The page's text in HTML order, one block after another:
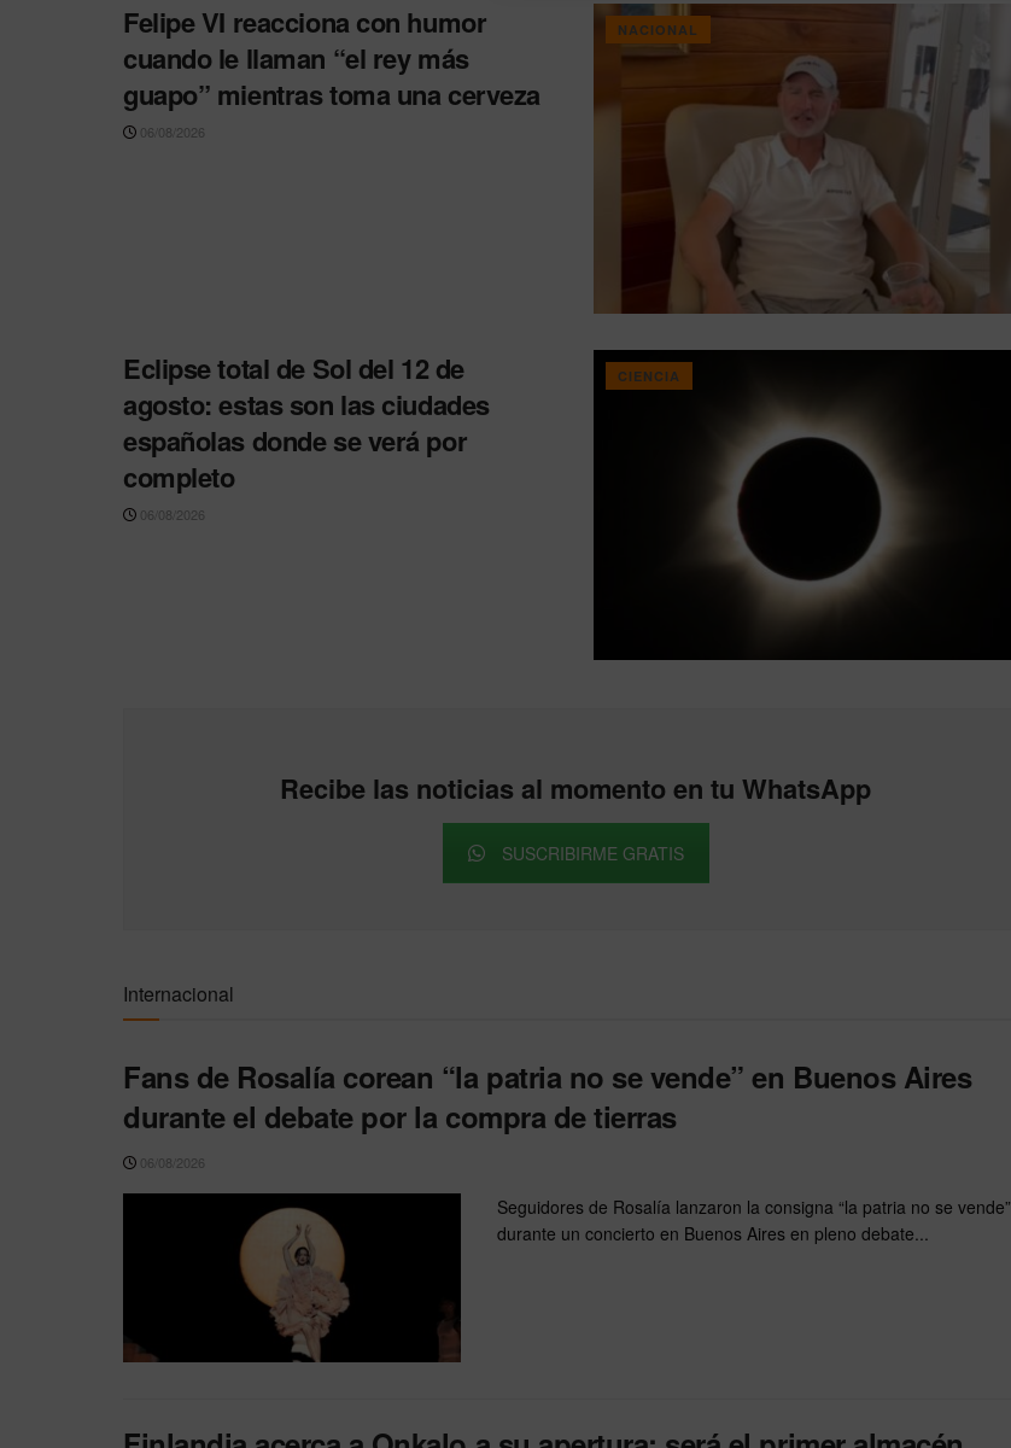
NACIONAL
Felipe VI reacciona con humor
cuando le llaman “el rey más
guapo” mientras toma una cerveza
06/08/2026
CIENCIA
Eclipse total de Sol del 12 de
agosto: estas son las ciudades
españolas donde se verá por
completo
06/08/2026
Recibe las noticias al momento en tu WhatsApp
SUSCRIBIRME GRATIS
Internacional
Fans de Rosalía corean “la patria no se vende” en Buenos Aires
durante el debate por la compra de tierras
06/08/2026
Seguidores de Rosalía lanzaron la consigna “la patria no se vende”
durante un concierto en Buenos Aires en pleno debate...